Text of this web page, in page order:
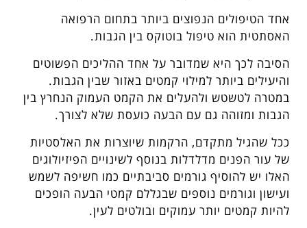
אחד הטיפולים הנפוצים ביותר בתחום הרפואה
האסתטית הוא טיפול בוטוקס בין הגבות.
הסיבה לכך היא שמדובר על אחד ההליכים הפשוטים
והיעילים ביותר למילוי קמטים באזור שבין הגבות.
במטרה לטשטש ולהעלים את הקמט העמוק הנחרץ בין
הגבות ומזוהה גם עם הבעה כועסת שלא לצורך.
ככל שהגיל מתקדם, הרקמות שיוצרות את האלסטיות
של עור הפנים מדלדלות בנוסף לשינויים הפיזיולוגים
האלו יש להוסיף גורמים סביבתיים כמו חשיפה לשמש
ועישון וגורמים נוספים שבגללם קמטי הבעה הופכים
להיות קמטים יותר עמוקים ובולטים לעין.